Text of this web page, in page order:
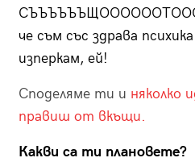
че съм със здрава
изперкам, ей!
Споделяме ти и няколко
правиш от вкъщи.
Какви са ти плановете?